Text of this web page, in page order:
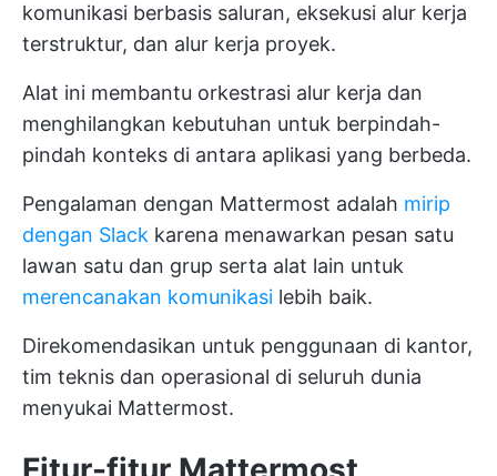
komunikasi berbasis saluran, eksekusi alur kerja
terstruktur, dan alur kerja proyek.
Alat ini membantu orkestrasi alur kerja dan
menghilangkan kebutuhan untuk berpindah-
pindah konteks di antara aplikasi yang berbeda.
Pengalaman dengan Mattermost adalah mirip
dengan Slack karena menawarkan pesan satu
lawan satu dan grup serta alat lain untuk
merencanakan komunikasi lebih baik.
Direkomendasikan untuk penggunaan di kantor,
tim teknis dan operasional di seluruh dunia
menyukai Mattermost.